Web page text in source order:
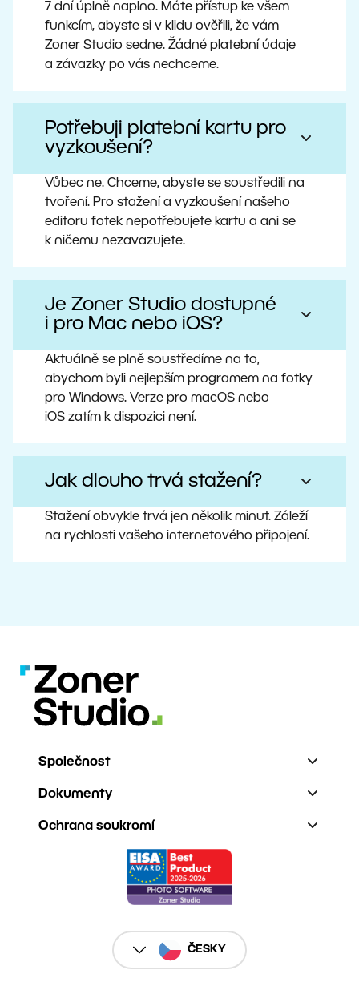
7 dní úplně naplno. Máte přístup ke všem
funkcím, abyste si v klidu ověřili, že vám
Zoner Studio sedne. Žádné platební údaje
a závazky po vás nechceme.
Potřebuji platební kartu pro
vyzkoušení?
Vůbec ne. Chceme, abyste se soustředili na
tvoření. Pro stažení a vyzkoušení našeho
editoru fotek nepotřebujete kartu a ani se
k ničemu nezavazujete.
Je Zoner Studio dostupné
i pro Mac nebo iOS?
Aktuálně se plně soustředíme na to,
abychom byli nejlepším programem na fotky
pro Windows. Verze pro macOS nebo
iOS zatím k dispozici není.
Jak dlouho trvá stažení?
Stažení obvykle trvá jen několik minut. Záleží
na rychlosti vašeho internetového připojení.
Společnost
Dokumenty
Ochrana soukromí
ČESKY